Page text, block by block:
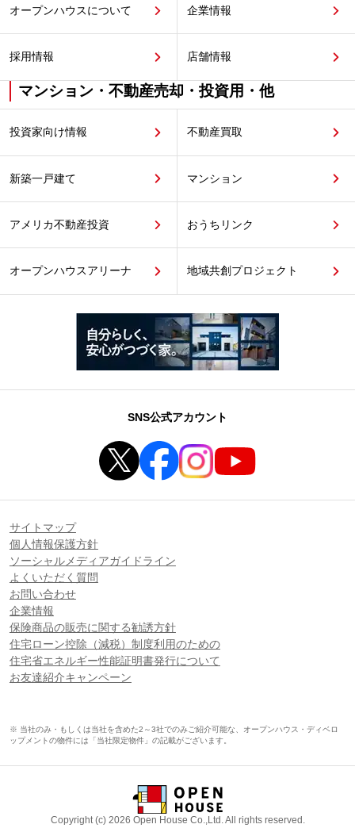
オープンハウスについて 企業情報
採用情報 店舗情報
マンション・不動産売却・投資用・他
投資家向け情報 不動産買取
新築一戸建て マンション
アメリカ不動産投資 おうちリンク
オープンハウスアリーナ 地域共創プロジェクト
SNS公式アカウント
サイトマップ
個人情報保護方針
ソーシャルメディアガイドライン
よくいただく質問
お問い合わせ
企業情報
保険商品の販売に関する勧誘方針
住宅ローン控除（減税）制度利用のための
住宅省エネルギー性能証明書発行について
お友達紹介キャンペーン
※ 当社のみ・もしくは当社を含めた2～3社でのみご紹介可能な、オープンハウス・ディベロ
ップメントの物件には「当社限定物件」の記載がございます。
Copyright (c) 2026 Open House Co.,Ltd. All rights reserved.